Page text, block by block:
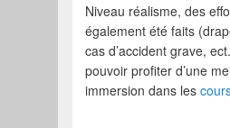
Niveau réalisme, des
également été faits
cas d’accident grave,
pouvoir profiter d’une
immersion dans les